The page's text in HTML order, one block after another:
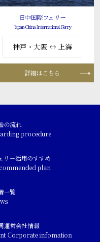
日中国際フェリー
Japan-China International Ferry
神戸・大阪 ↔ 上海
詳細はこちら
の流れ
procedure
リー活用のすすめ
plan
一覧
運営会社情報
Corporate infomation